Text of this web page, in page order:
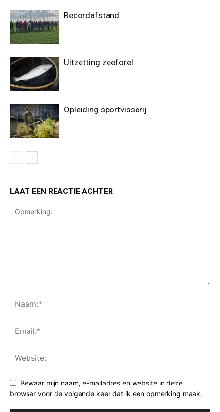
Recordafstand
Uitzetting zeeforel
Opleiding sportvisserij
LAAT EEN REACTIE ACHTER
Bewaar mijn naam, e-mailadres en website in deze
browser voor de volgende keer dat ik een opmerking maak.